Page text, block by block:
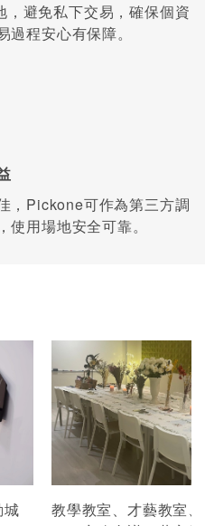
避免私下交易，確保個資
程安心有保障。
，Pickone可作為第三方調
用場地安全可靠。
城
教學教室、才藝教室